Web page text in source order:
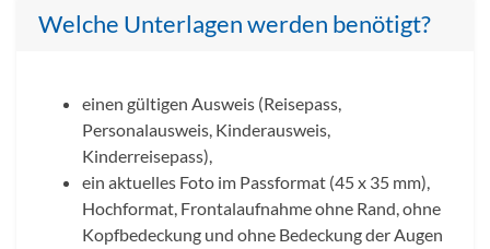
Welche Unterlagen werden benötigt?
einen gültigen Ausweis (Reisepass,
Personalausweis, Kinderausweis,
Kinderreisepass),
ein aktuelles Foto im Passformat (45 x 35 mm),
Hochformat, Frontalaufnahme ohne Rand, ohne
Kopfbedeckung und ohne Bedeckung der Augen